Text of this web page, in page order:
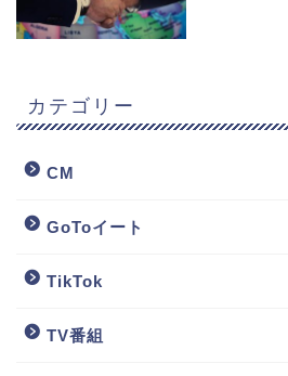
カテゴリー
CM
GoToイート
TikTok
TV番組